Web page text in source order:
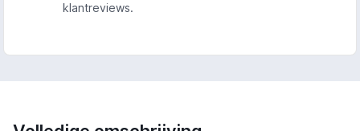
klantreviews.